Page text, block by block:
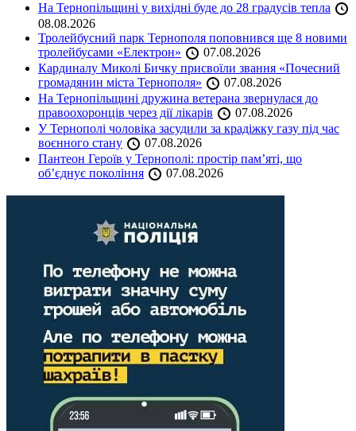
На Тернопільщині у вихідні буде до 28 градусів тепла
08.08.2026
Тролейбусний парк Тернополя поповнився ще 8 новими
тролейбусами «Електрон»
07.08.2026
Кардиналу Миколі Бичку присвоїли звання «Почесний
громадянин міста Тернополя»
07.08.2026
На Тернопільщині дружина ветерана звернулася до
правоохоронців через дії лікарів
07.08.2026
У Тернополі чоловіка засудили за крадіжку газу під час
воєнного стану
07.08.2026
Пантеон Героїв у Тернополі: простір пам’яті, що
об’єднує покоління
07.08.2026